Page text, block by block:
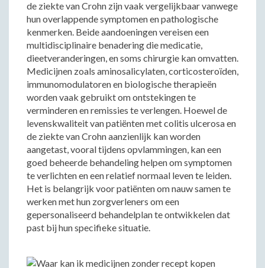
de ziekte van Crohn zijn vaak vergelijkbaar vanwege
hun overlappende symptomen en pathologische
kenmerken. Beide aandoeningen vereisen een
multidisciplinaire benadering die medicatie,
dieetveranderingen, en soms chirurgie kan omvatten.
Medicijnen zoals aminosalicylaten, corticosteroïden,
immunomodulatoren en biologische therapieën
worden vaak gebruikt om ontstekingen te
verminderen en remissies te verlengen. Hoewel de
levenskwaliteit van patiënten met colitis ulcerosa en
de ziekte van Crohn aanzienlijk kan worden
aangetast, vooral tijdens opvlammingen, kan een
goed beheerde behandeling helpen om symptomen
te verlichten en een relatief normaal leven te leiden.
Het is belangrijk voor patiënten om nauw samen te
werken met hun zorgverleners om een
gepersonaliseerd behandelplan te ontwikkelen dat
past bij hun specifieke situatie.